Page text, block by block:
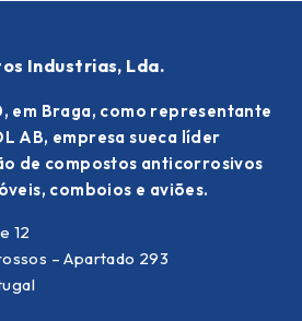
Industrias, Lda.
em Braga, como representante
AB, empresa sueca líder
de compostos anticorrosivos
comboios e aviões.
12
– Apartado 293